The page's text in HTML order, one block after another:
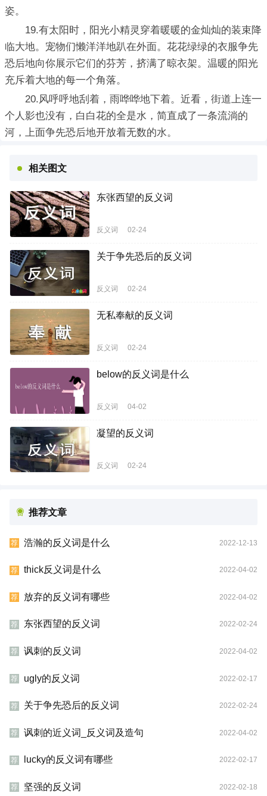
姿。
19.有太阳时，阳光小精灵穿着暖暖的金灿灿的装束降
临大地。宠物们懒洋洋地趴在外面。花花绿绿的衣服争先
恐后地向你展示它们的芬芳，挤满了晾衣架。温暖的阳光
充斥着大地的每一个角落。
20.风呼呼地刮着，雨哗哗地下着。近看，街道上连一
个人影也没有，白白花的全是水，简直成了一条流淌的
河，上面争先恐后地开放着无数的水。
相关图文
东张西望的反义词
反义词 02-24
关于争先恐后的反义词
反义词 02-24
无私奉献的反义词
反义词 02-24
below的反义词是什么
反义词 04-02
凝望的反义词
反义词 02-24
推荐文章
荐 浩瀚的反义词是什么 2022-12-13
荐 thick反义词是什么 2022-04-02
荐 放弃的反义词有哪些 2022-04-02
荐 东张西望的反义词 2022-02-24
荐 讽刺的反义词 2022-04-02
荐 ugly的反义词 2022-02-17
荐 关于争先恐后的反义词 2022-02-24
荐 讽刺的近义词_反义词及造句 2022-04-02
荐 lucky的反义词有哪些 2022-02-17
荐 坚强的反义词 2022-02-18